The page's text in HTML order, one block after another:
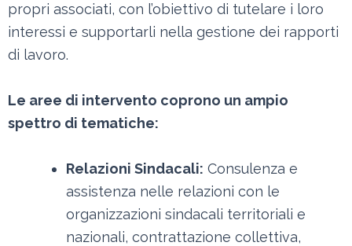
propri associati, con l’obiettivo di tutelare i loro
interessi e supportarli nella gestione dei rapporti
di lavoro.
Le aree di intervento coprono un ampio
spettro di tematiche:
Relazioni Sindacali: Consulenza e
assistenza nelle relazioni con le
organizzazioni sindacali territoriali e
nazionali, contrattazione collettiva,